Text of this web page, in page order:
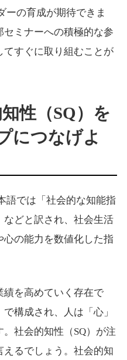
ーの育成が期待できま
ミナーへの積極的な参
すぐに取り組むことが
性（SQ）を
につなげよ
語では「社会的な知能指
どと訳され、社会生活
の能力を数値化した指
を高めていく存在で
構成され、人は「心」
社会的知性（SQ）が注
えるでしょう。社会的知